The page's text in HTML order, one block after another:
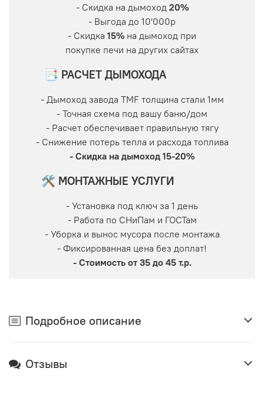
- Скидка на дымоход 20%
- Выгода до 10'000р
- Скидка 15% на дымоход при
покупке печи на других сайтах
📑 РАСЧЕТ ДЫМОХОДА
- Дымоход завода TMF толщина стали 1мм
- Точная схема под вашу баню/дом
- Расчет обеспечивает правильную тягу
- Снижение потерь тепла и расхода топлива
- Скидка на дымоход 15-20%
🛠 МОНТАЖНЫЕ УСЛУГИ
- Установка под ключ за 1 день
- Работа по СНиПам и ГОСТам
- Уборка и вынос мусора после монтажа
- Фиксированная цена без доплат!
- Стоимость от 35 до 45 т.р.
Подробное описание
Отзывы